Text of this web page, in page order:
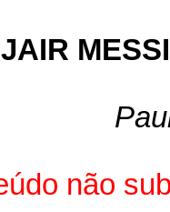
JAIR
não